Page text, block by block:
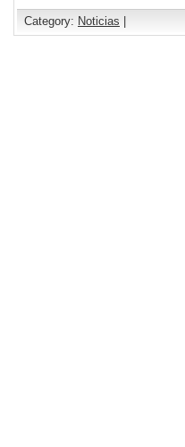
Category: Noticias